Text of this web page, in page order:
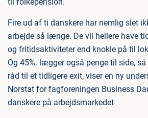
Fire ud af ti danskere har nemlig slet
arbejde så længe. De vil hellere have
og fritidsaktiviteter end knokle på til
Og 45%. lægger også penge til side,
råd til et tidligere exit, viser en ny
Norstat for fagforeningen Business
danskere på arbejdsmarkedet